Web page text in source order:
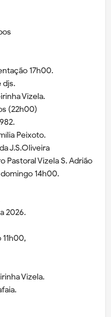
17h00.
djs.
Vizela.
(22h00)
Peixoto.
J.S.Oliveira
Pastoral Vizela S. Adrião
14h00.
2026.
Vizela.